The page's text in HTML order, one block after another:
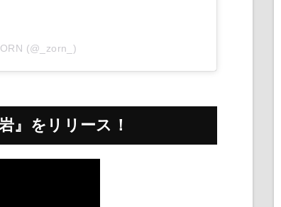
(@_zorn_)
』をリリース！